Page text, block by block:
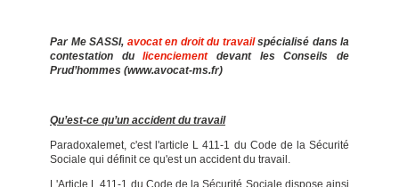
Par Me SASSI, avocat en droit du travailspécialisé dans la
contestation dulicenciementdevant les Conseils de
Prud’hommes (www.avocat-ms.fr)
Qu’est-ce qu’un accident du travail
Paradoxalemet, c'est l'article L 411-1 du Code de la Sécurité
Sociale qui définit ce qu'est un accident du travail.